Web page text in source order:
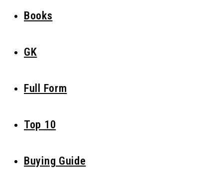
Books
GK
Full Form
Top 10
Buying Guide